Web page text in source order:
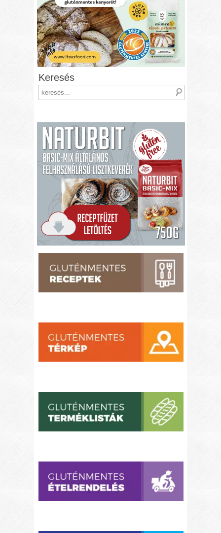
Keresés